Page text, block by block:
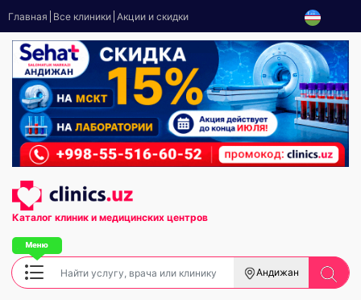
Главная Все клиники Акции и скидки
Каталог клиник и медицинских центров
Андижан